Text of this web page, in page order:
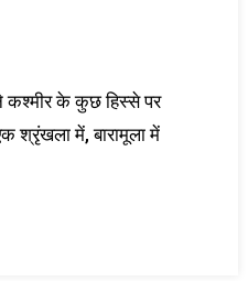
कश्मीर के कुछ हिस्से पर
श्रृंखला में, बारामूला में